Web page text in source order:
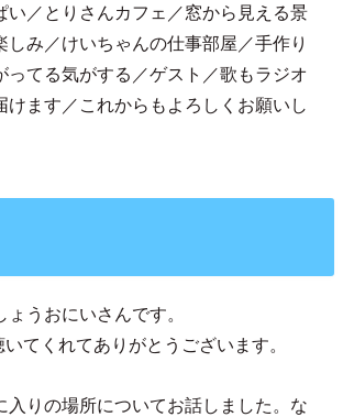
い／とりさんカフェ／窓から見える景
しみ／けいちゃんの仕事部屋／手作り
ってる気がする／ゲスト／歌もラジオ
けます／これからもよろしくお願いし
うおにいさんです。
いてくれてありがとうございます。
入りの場所についてお話しました。な